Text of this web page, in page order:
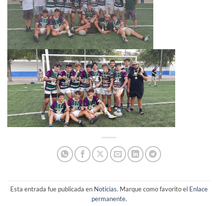
Esta entrada fue publicada en Noticias. Marque como favorito el Enlace
permanente.